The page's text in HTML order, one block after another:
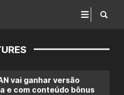
vai ganhar versão
e com conteúdo bônus